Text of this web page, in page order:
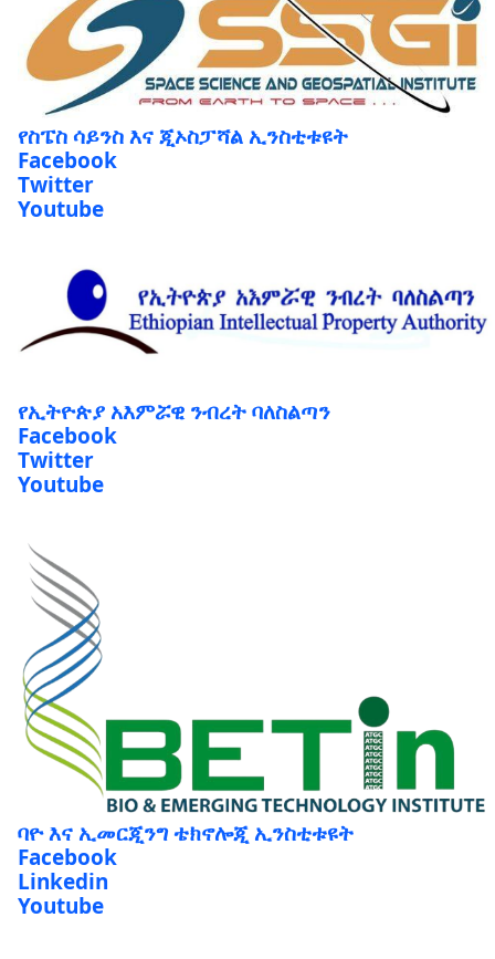
የስፔስ ሳይንስ እና ጂኦስፓሻል ኢንስቲቱዩት
Facebook
Twitter
Youtube
Facebook
Twitter
Youtube
ባዮ እና ኢመርጂንግ ቴክኖሎጂ ኢንስቲቱዩት
Facebook
Linkedin
Youtube